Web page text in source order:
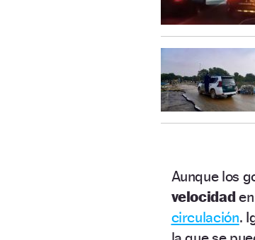
Aunque los
velocidaden
circulación.